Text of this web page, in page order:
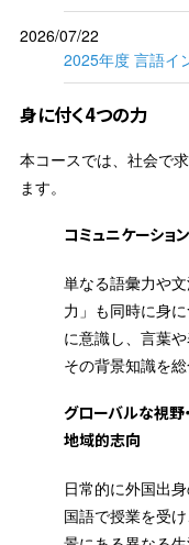
2026/07/22
2025年度 言語
身に付く4つの力
本コースでは、社会で
ます。
コミュニケーショ
単なる語彙力や
力」も同時に身
に意識し、言葉
その背景知識を
グローバルな視野・
地域的志向
日常的に外国出
国語で授業を受